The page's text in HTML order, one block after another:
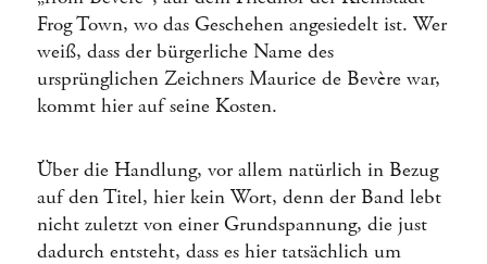
Frog Town, wo das Geschehen angesiedelt ist. Wer
weiß, dass der bürgerliche Name des
ursprünglichen Zeichners Maurice de Bevère war,
kommt hier auf seine Kosten.
Über die Handlung, vor allem natürlich in Bezug
auf den Titel, hier kein Wort, denn der Band lebt
nicht zuletzt von einer Grundspannung, die just
dadurch entsteht, dass es hier tatsächlich um